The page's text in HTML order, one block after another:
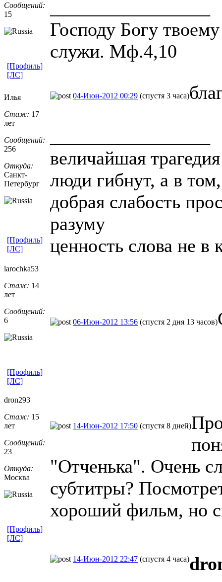
Сообщений:
15
Господу Богу
служи. Мф.4,10
[Профиль]
[ЛС]
Илья
Стаж: 17
лет
Сообщений:
256
Откуда:
Санкт-
Петерб​ург
04-Июн-2012 00:29 (спустя 3 часа)
величайшая
люди гибнут, а в
добрая слабость
разуму
ценность слова не в
[Профиль]
[ЛС]
larochka53
Стаж: 14
лет
Сообщений:
6
06-Июн-2012 13:56 (спустя 2 дня 13 часов)
[Профиль]
[ЛС]
dron293
Стаж: 15
лет
Сообщений:
23
Откуда:
Москва
14-Июн-2012 17:50 (спустя 8 дней)
"Отченька". Очень
субтитры?
хороший фильм, но
[Профиль]
[ЛС]
14-Июн-2012 22:47 (спустя 4 часа)